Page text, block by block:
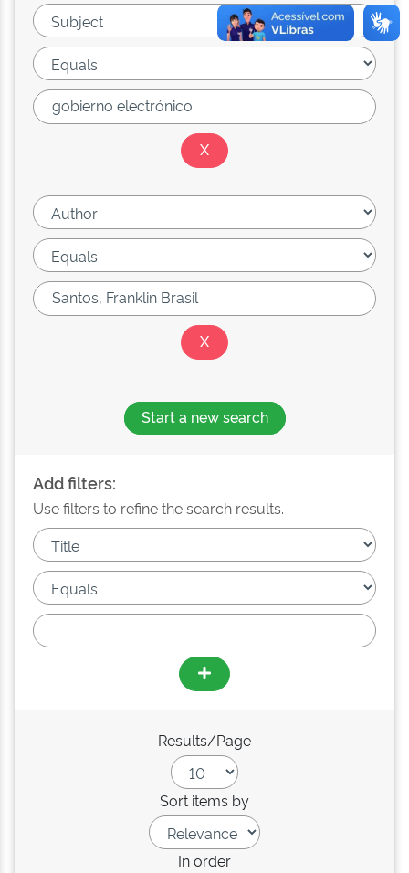
Start a new search
Add filters:
Use filters to refine the search results.
Results/Page
Sort items by
In order